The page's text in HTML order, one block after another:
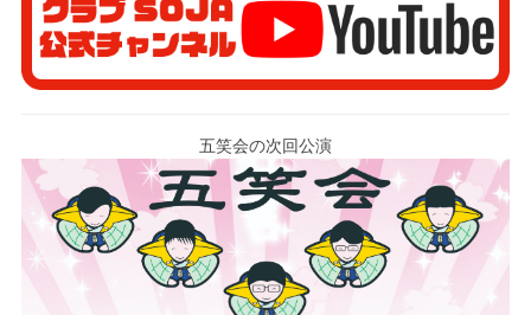
五笑会の次回公演